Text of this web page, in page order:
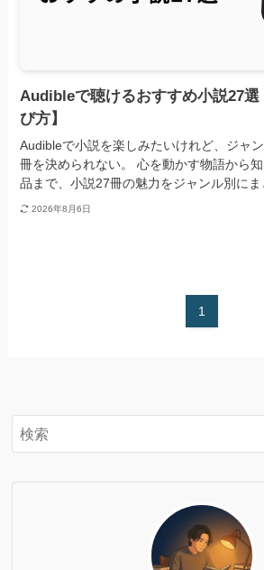
Audibleで聴けるおすすめ小説27
び方】
Audibleで小説を楽しみたいけれど、ジャ
冊を決められない。 心を動かす物語から
品まで、小説27冊の魅力をジャンル別にま
2026年8月6日
1